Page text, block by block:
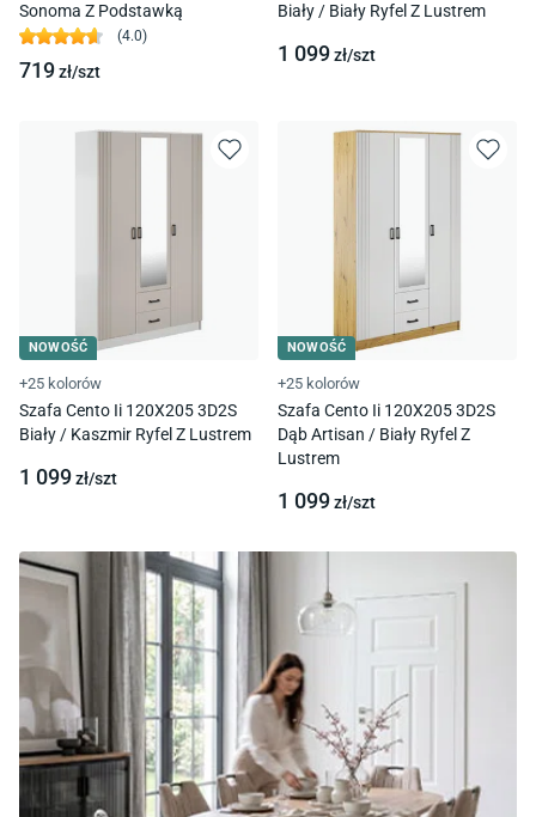
Sonoma Z Podstawką
(4.0)
719zł/szt
Biały / Biały Ryfel Z Lustrem
1 099zł/szt
NOWOŚĆ
+25 kolorów
Szafa Cento Ii 120X205 3D2S
Biały / Kaszmir Ryfel Z Lustrem
1 099zł/szt
NOWOŚĆ
+25 kolorów
Szafa Cento Ii 120X205 3D2S
Dąb Artisan / Biały Ryfel Z
Lustrem
1 099zł/szt